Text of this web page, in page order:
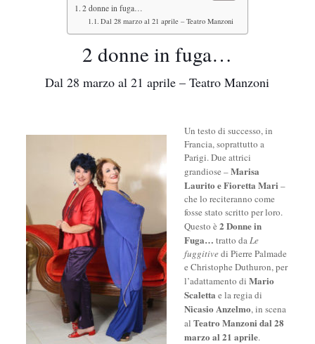
2 donne in fuga…
Dal 28 marzo al 21 aprile – Teatro Manzoni
2 donne in fuga…
Dal 28 marzo al 21 aprile – Teatro Manzoni
Un testo di successo, in
Francia, soprattutto a
Parigi. Due attrici
grandiose –Marisa
Laurito e Fioretta Mari –
che lo reciteranno come
fosse stato scritto per loro.
Questo è 2 Donne in
Fuga… tratto daLe
fuggitivedi Pierre Palmade
e Christophe Duthuron, per
l’adattamento di Mario
Scaletta e la regia di
Nicasio Anzelmo, in scena
al Teatro Manzoni dal 28
marzo al 21 aprile.